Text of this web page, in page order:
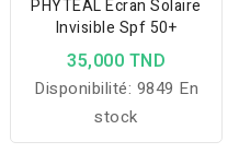
PHYTEAL Ecran Solaire
Invisible Spf 50+
35,000 TND
Disponibilité: 9849 En
stock